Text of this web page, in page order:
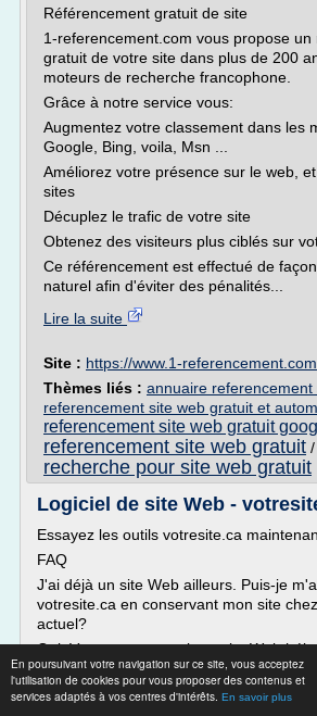
En poursuivant votre navigation sur ce site, vous acceptez
l'utilisation de cookies pour vous proposer des contenus et
services adaptés à vos centres d'intérêts. En savoir plus
Référencement gratuit de site
1-referencement.com vous propose
gratuit de votre site dans plus de 200
moteurs de recherche francophone.
Grâce à notre service vous:
Augmentez votre classement dans les
Google, Bing, voila, Msn ...
Améliorez votre présence sur le web,
sites
Décuplez le trafic de votre site
Obtenez des visiteurs plus ciblés sur
Ce référencement est effectué de
naturel afin d'éviter des pénalités...
Lire la suite
Site : https://www.1-referencement.com
Thèmes liés : annuaire
referencement site web gratuit et
referencement site web gratuit
referencement site web gratuit /
recherche pour site web gratuit
Logiciel de site Web -
Essayez les outils votresite.ca
FAQ
J'ai déjà un site Web ailleurs. Puis-je
votresite.ca en conservant mon site
actuel?
Oui. Vous pouvez avoir un site Web
profiter de tous les autres outils de notre
rabais et avantages membres . Vous
votre espace Web disponible pour faire